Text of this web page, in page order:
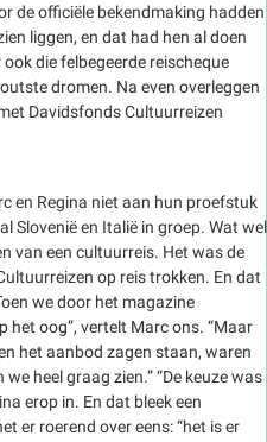
de officiële bekendmaking hadden
liggen, en dat had hen al doen
die felbegeerde reischeque
dromen. Na even overleggen
Davidsfonds Cultuurreizen
en Regina niet aan hun proefstuk
Slovenië en Italië in groep. Wat wel
van een cultuurreis. Het was de
op reis trokken. En dat
we door het magazine
het oog”, vertelt Marc ons. “Maar
het aanbod zagen staan, waren
heel graag zien.” “De keuze was
erop in. En dat bleek een
er roerend over eens: “het is er